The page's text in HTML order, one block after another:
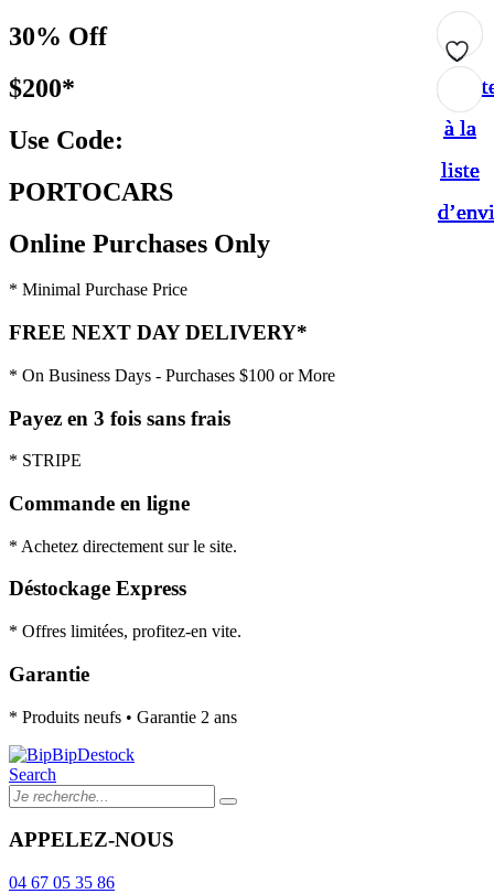
30% Off
$200*
Use Code:
PORTOCARS
Online Purchases Only
* Minimal Purchase Price
FREE NEXT DAY DELIVERY*
* On Business Days - Purchases $100 or More
Payez en 3 fois sans frais
* STRIPE
Commande en ligne
* Achetez directement sur le site.
Déstockage Express
* Offres limitées, profitez-en vite.
Garantie
* Produits neufs • Garantie 2 ans
Search
APPELEZ-NOUS
04 67 05 35 86
à la
liste
à la
liste
à la
liste
à la
liste
à la
liste